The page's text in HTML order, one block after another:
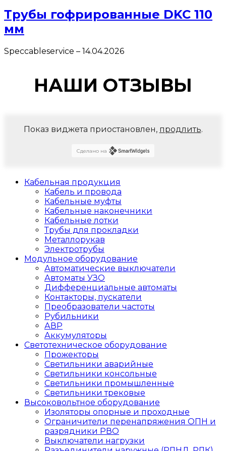
Трубы гофрированные DKC 110
мм
Speccableservice – 14.04.2026
НАШИ ОТЗЫВЫ
Показ виджета приостановлен, продлить.
Сделано на
Кабельная продукция
Кабель и провода
Кабельные муфты
Кабельные наконечники
Кабельные лотки
Трубы для прокладки
Металлорукав
Электротрубы
Модульное оборудование
Автоматические выключатели
Автоматы УЗО
Дифференциальные автоматы
Контакторы, пускатели
Преобразователи частоты
Рубильники
АВР
Аккумуляторы
Светотехническое оборудование
Прожекторы
Светильники аварийные
Светильники консольные
Светильники промышленные
Светильники трековые
Высоковольтное оборудование
Изоляторы опорные и проходные
Ограничители перенапряжения ОПН и
разрядники РВО
Выключатели нагрузки